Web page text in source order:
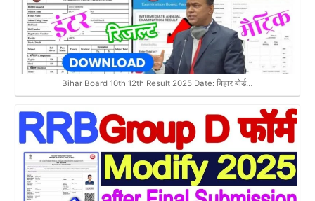
Bihar Board 10th 12th Result 2025 Date: बिहार बोर्ड…